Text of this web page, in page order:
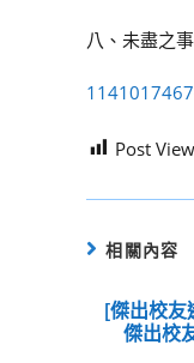
八、未盡之
Post
相關內容
[傑出校友
傑出校